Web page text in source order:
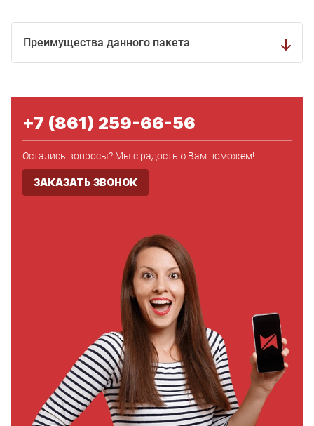
Преимущества данного пакета
+7 (861) 259-66-56
Остались вопросы? Мы с радостью Вам поможем!
ЗАКАЗАТЬ ЗВОНОК